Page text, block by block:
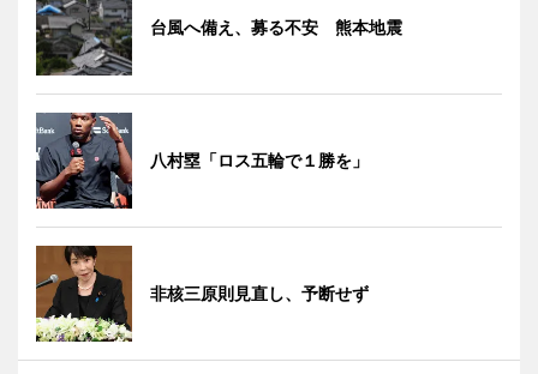
台風へ備え、募る不安 熊本地震
八村塁「ロス五輪で１勝を」
非核三原則見直し、予断せず